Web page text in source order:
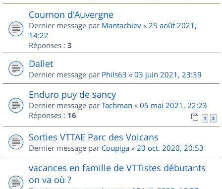
Cournon d'Auvergne
Dernier message par Mantachiev « 25 août 2021,
14:22
Réponses : 3
Dallet
Dernier message par Phils63 « 03 juin 2021, 23:39
Enduro puy de sancy
Dernier message par Tachman « 05 mai 2021, 22:23
Réponses : 16 1 2
Sorties VTTAE Parc des Volcans
Dernier message par Coupiga « 20 oct. 2020, 20:53
vacances en famille de VTTistes débutants
on va où ?